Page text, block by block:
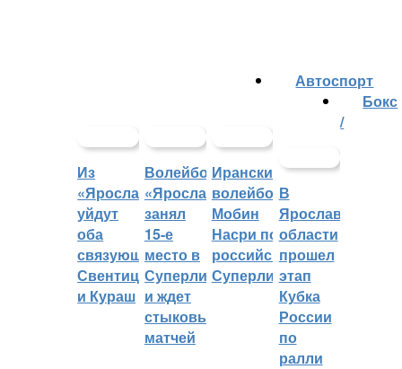
Из
«Ярославича»
уйдут
оба
связующих:
Свентицкис
и Кураш
Волейбольный
«Ярославич»
занял
15-е
место в
Суперлиге
и ждет
стыковых
матчей
Иранский
волейболист
Мобин
Насри покинет
российскую
Суперлигу
Автоспорт
В
Ярославской
области
прошел
этап
Кубка
России
по
ралли
Бокс
/